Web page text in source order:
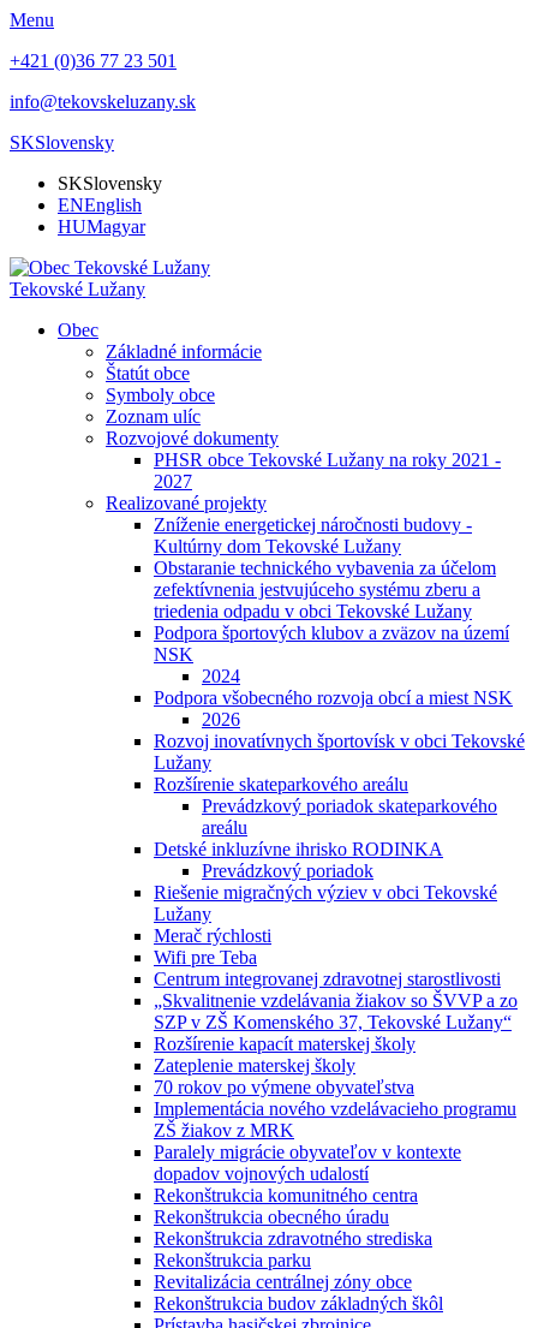
Menu
+421 (0)36 77 23 501
info@tekovskeluzany.sk
SKSlovensky
SKSlovensky
ENEnglish
HUMagyar
Tekovské Lužany
Obec
Základné informácie
Štatút obce
Symboly obce
Zoznam ulíc
Rozvojové dokumenty
PHSR obce Tekovské Lužany na roky 2021 -
2027
Realizované projekty
Zníženie energetickej náročnosti budovy -
Kultúrny dom Tekovské Lužany
Obstaranie technického vybavenia za účelom
zefektívnenia jestvujúceho systému zberu a
triedenia odpadu v obci Tekovské Lužany
Podpora športových klubov a zväzov na území
NSK
2024
Podpora všobecného rozvoja obcí a miest NSK
2026
Rozvoj inovatívnych športovísk v obci Tekovské
Lužany
Rozšírenie skateparkového areálu
Prevádzkový poriadok skateparkového
areálu
Detské inkluzívne ihrisko RODINKA
Prevádzkový poriadok
Riešenie migračných výziev v obci Tekovské
Lužany
Merač rýchlosti
Wifi pre Teba
Centrum integrovanej zdravotnej starostlivosti
„Skvalitnenie vzdelávania žiakov so ŠVVP a zo
SZP v ZŠ Komenského 37, Tekovské Lužany“
Rozšírenie kapacít materskej školy
Zateplenie materskej školy
70 rokov po výmene obyvateľstva
Implementácia nového vzdelávacieho programu
ZŠ žiakov z MRK
Paralely migrácie obyvateľov v kontexte
dopadov vojnových udalostí
Rekonštrukcia komunitného centra
Rekonštrukcia obecného úradu
Rekonštrukcia zdravotného strediska
Rekonštrukcia parku
Revitalizácia centrálnej zóny obce
Rekonštrukcia budov základných škôl